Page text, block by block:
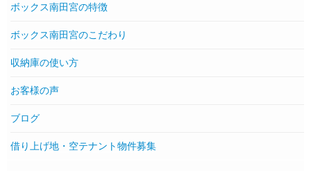
ボックス南田宮の特徴
ボックス南田宮のこだわり
収納庫の使い方
お客様の声
ブログ
借り上げ地・空テナント物件募集